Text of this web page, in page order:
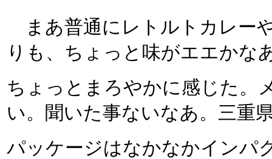
まあ普通にレトルトカレー
りも、ちょっと味がエエかな
ちょっとまろやかに感じた。
い。聞いた事ないなあ。三重
パッケージはなかなかインパ